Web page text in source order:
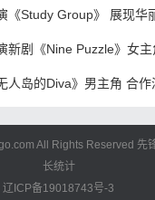
《Study Group》 展现华
新剧《Nine Puzzle》女主
人岛的Diva》男主角 合作
All Rights Reserved 先
长统计
辽ICP备19018743号-3